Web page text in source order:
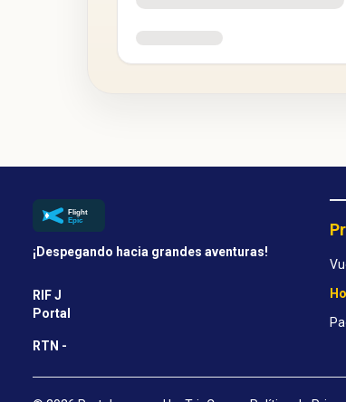
¡Despegando hacia grandes aventuras!
RIF J
Portal
RTN -